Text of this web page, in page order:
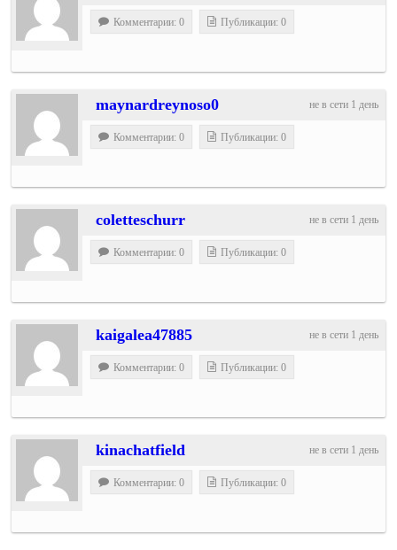
Комментарии: 0 Публикации: 0
не в сети 1 день
maynardreynoso0
Комментарии: 0 Публикации: 0
не в сети 1 день
coletteschurr
Комментарии: 0 Публикации: 0
не в сети 1 день
kaigalea47885
Комментарии: 0 Публикации: 0
не в сети 1 день
kinachatfield
Комментарии: 0 Публикации: 0